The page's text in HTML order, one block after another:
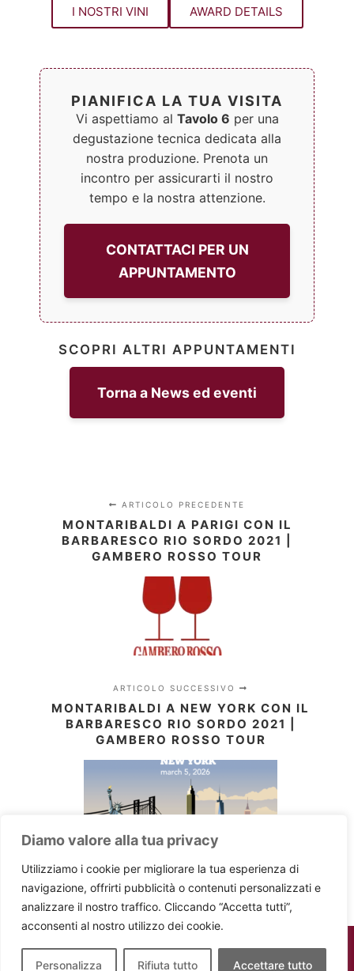
Diamo valore alla tua privacy
Utilizziamo i cookie per migliorare la tua esperienza di
navigazione, offrirti pubblicità o contenuti personalizzati e
analizzare il nostro traffico. Cliccando “Accetta tutti”,
acconsenti al nostro utilizzo dei cookie.
Personalizza Rifiuta tutto Accettare tutto
I NOSTRI VINI AWARD DETAILS
PIANIFICA LA TUA VISITA
Vi aspettiamo al Tavolo 6 per una
degustazione tecnica dedicata alla
nostra produzione. Prenota un
incontro per assicurarti il nostro
tempo e la nostra attenzione.
CONTATTACI PER UN
APPUNTAMENTO
SCOPRI ALTRI APPUNTAMENTI
Torna a News ed eventi
ARTICOLO PRECEDENTE
MONTARIBALDI A PARIGI CON IL
BARBARESCO RIO SORDO 2021 |
GAMBERO ROSSO TOUR
ARTICOLO SUCCESSIVO
MONTARIBALDI A NEW YORK CON IL
BARBARESCO RIO SORDO 2021 |
GAMBERO ROSSO TOUR